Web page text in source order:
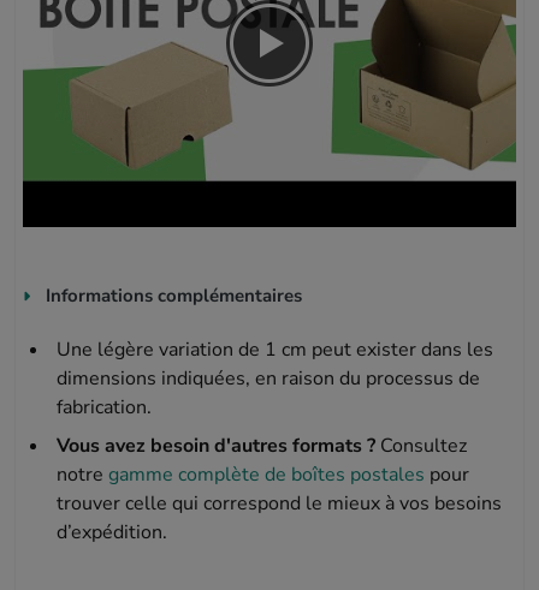
Informations complémentaires
Une légère variation de 1 cm peut exister dans les
dimensions indiquées, en raison du processus de
fabrication.
Vous avez besoin d'autres formats ?Consultez
notre gamme complète de boîtes postales pour
trouver celle qui correspond le mieux à vos besoins
d’expédition.